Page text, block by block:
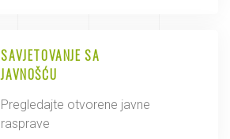
SAVJETOVANJE SA
JAVNOŠĆU
Pregledajte otvorene javne
rasprave